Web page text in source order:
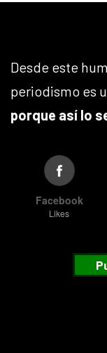
Desde este
periodismo es
porque así lo
Facebook
Likes